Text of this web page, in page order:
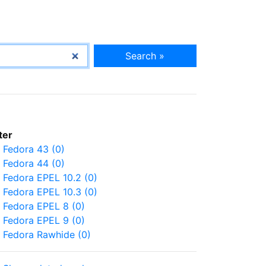
Search »
Fedora 43 (0)
Fedora 44 (0)
Fedora EPEL 10.2 (0)
Fedora EPEL 10.3 (0)
Fedora EPEL 8 (0)
Fedora EPEL 9 (0)
Fedora Rawhide (0)